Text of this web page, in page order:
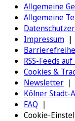
Allgemeine
Allgemeine
Impressum
RSS-Feeds
Cookies &
Newsletter
Kölner Stadt-
FAQ
Cookie-